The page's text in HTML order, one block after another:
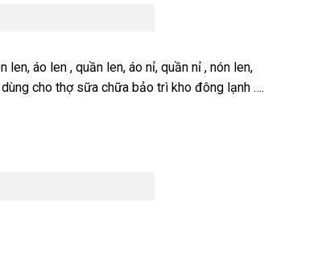
len, áo len , quần len, áo nỉ, quần nỉ , nón len,
cho thợ sữa chữa bảo trì kho đông lạnh ….